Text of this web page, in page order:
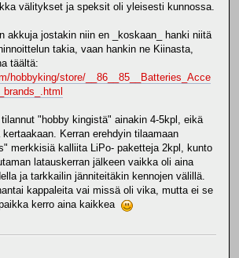
välitykset ja speksit oli yleisesti kunnossa.
akkuja jostakin niin en _koskaan_ hanki niitä
takia, vaan hankin ne Kiinasta,
täältä:
hobbyking/store/__86__85__Batteries_Acce
"hobby kingistä" ainakin 4-5kpl, eikä
Kerran erehdyin tilaamaan
merkkisiä kalliita LiPo- paketteja 2kpl, kunto
latauskerran jälkeen vaikka oli aina
ja tarkkailin jänniteitäkin kennojen välillä.
kappaleita vai missä oli vika, mutta ei se
kerro aina kaikkea